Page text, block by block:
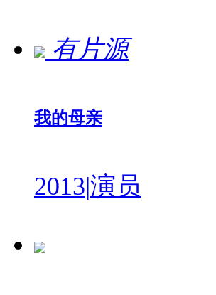
有片源
我的母亲
2013|演员